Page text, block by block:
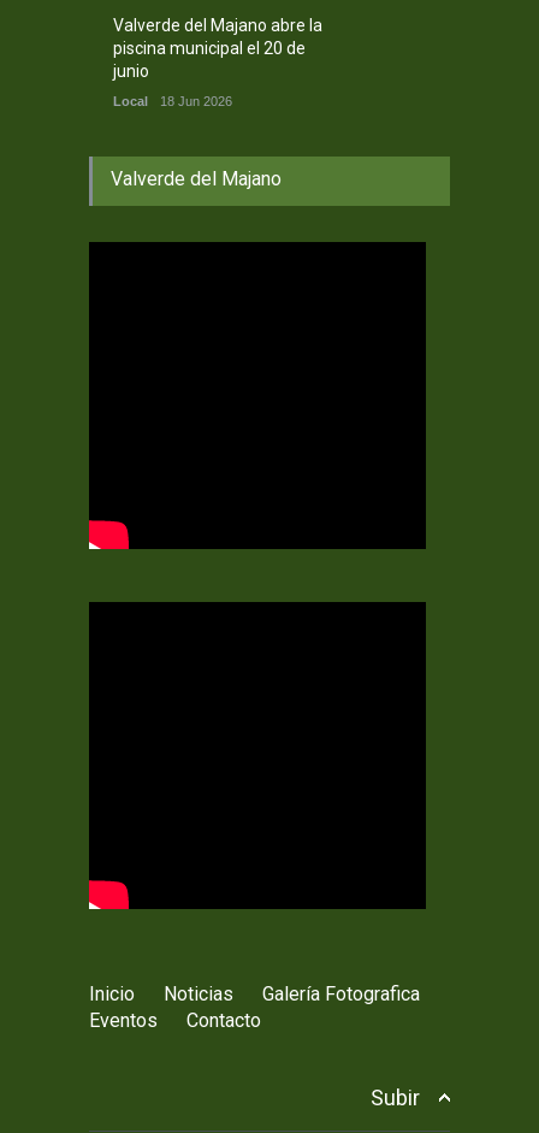
Valverde del Majano abre la
piscina municipal el 20 de
junio
Local 18 Jun 2026
Valverde del Majano
Inicio Noticias
Galería Fotografica
Eventos
Contacto
Subir